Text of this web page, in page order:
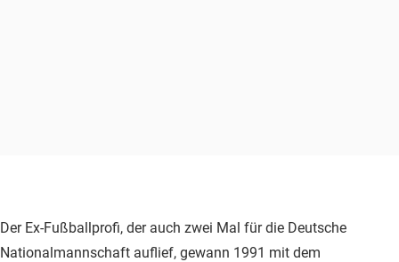
Der Ex-Fußballprofi, der auch zwei Mal für die Deutsche
Nationalmannschaft auflief, gewann 1991 mit dem